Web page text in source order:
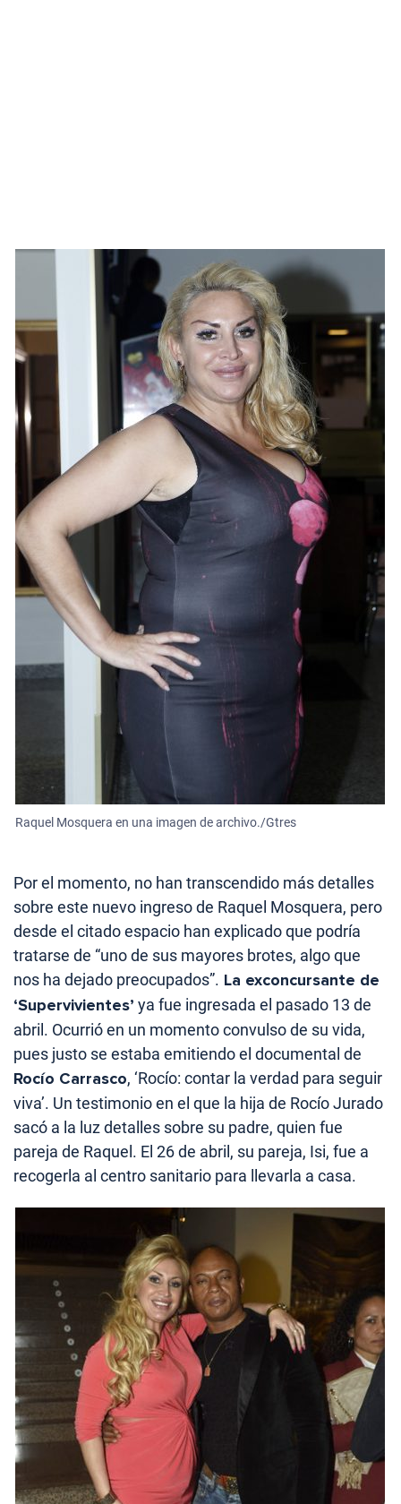
Raquel Mosquera en una imagen de archivo./Gtres
Por el momento, no han transcendido más detalles
sobre este nuevo ingreso de Raquel Mosquera, pero
desde el citado espacio han explicado que podría
tratarse de “uno de sus mayores brotes, algo que
nos ha dejado preocupados”. La exconcursante de
‘Supervivientes’ ya fue ingresada el pasado 13 de
abril. Ocurrió en un momento convulso de su vida,
pues justo se estaba emitiendo el documental de
Rocío Carrasco, ‘Rocío: contar la verdad para seguir
viva’. Un testimonio en el que la hija de Rocío Jurado
sacó a la luz detalles sobre su padre, quien fue
pareja de Raquel. El 26 de abril, su pareja, Isi, fue a
recogerla al centro sanitario para llevarla a casa.